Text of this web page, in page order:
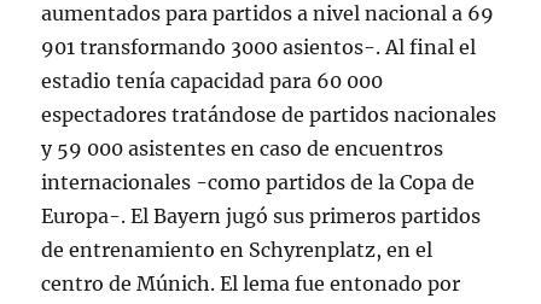
aumentados para partidos a nivel nacional a 69
901 transformando 3000 asientos-. Al final el
estadio tenía capacidad para 60 000
espectadores tratándose de partidos nacionales
y 59 000 asistentes en caso de encuentros
internacionales -como partidos de la Copa de
Europa-. El Bayern jugó sus primeros partidos
de entrenamiento en Schyrenplatz, en el
centro de Múnich. El lema fue entonado por